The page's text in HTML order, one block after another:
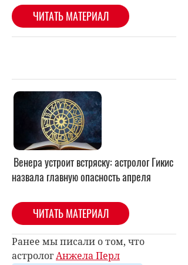
Венера устроит встряску: астролог Гикис
назвала главную опасность апреля
ЧИТАТЬ МАТЕРИАЛ
Ранее мы писали о том, что
астрологАнжела Перл